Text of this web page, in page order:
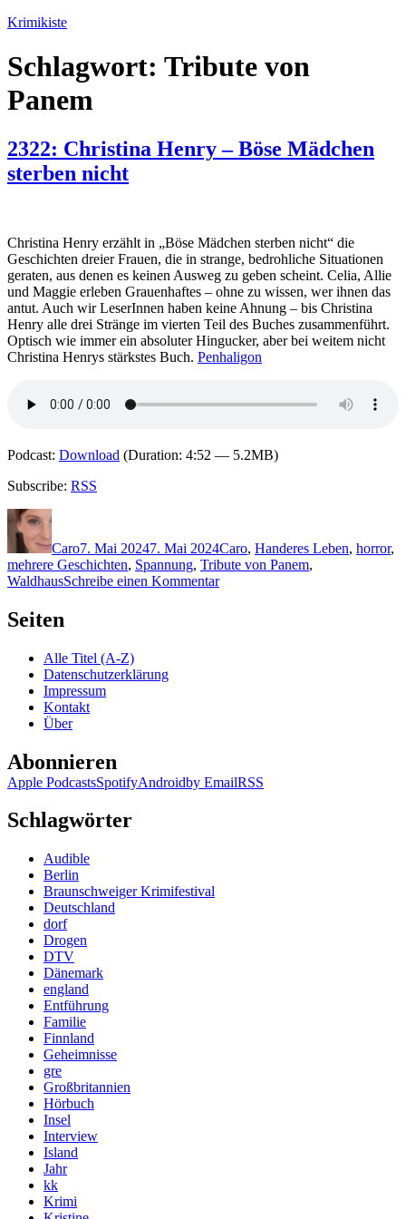
Zum
springen
Krimikiste
Schlagwort: Tribute von
Panem
2322: Christina Henry – Böse Mädchen
sterben nicht
Christina Henry erzählt in „Böse Mädchen sterben nicht“ die
Geschichten dreier Frauen, die in strange, bedrohliche Situationen
geraten, aus denen es keinen Ausweg zu geben scheint. Celia, Allie
und Maggie erleben Grauenhaftes – ohne zu wissen, wer ihnen das
antut. Auch wir LeserInnen haben keine Ahnung – bis Christina
Henry alle drei Stränge im vierten Teil des Buches zusammenführt.
Optisch wie immer ein absoluter Hingucker, aber bei weitem nicht
Christina Henrys stärkstes Buch. Penhaligon
Podcast: Download (Duration: 4:52 — 5.2MB)
Subscribe: RSS
Autor
Caro7. Mai 20247. Mai 2024Caro, Handeres Leben, horror,
mehrere Geschichten, Spannung, Tribute von Panem,
WaldhausSchreibe einen Kommentarzu
Seiten
Alle Titel (A-Z)
Datenschutzerklärung
Impressum
Kontakt
Über
Abonnieren
Apple PodcastsSpotifyAndroidby EmailRSS
Schlagwörter
Audible
Berlin
Braunschweiger Krimifestival
Deutschland
dorf
Drogen
DTV
Dänemark
england
Entführung
Familie
Finnland
Geheimnisse
gre
Großbritannien
Hörbuch
Insel
Interview
Island
Jahr
kk
Krimi